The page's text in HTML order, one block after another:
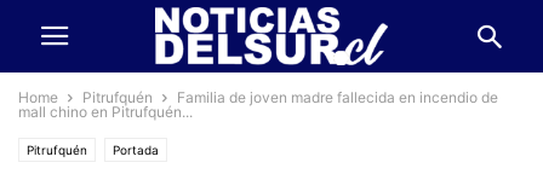
Home Pitrufquén
Familia de joven madre fallecida en incendio de
mall chino en Pitrufquén...
Pitrufquén Portada